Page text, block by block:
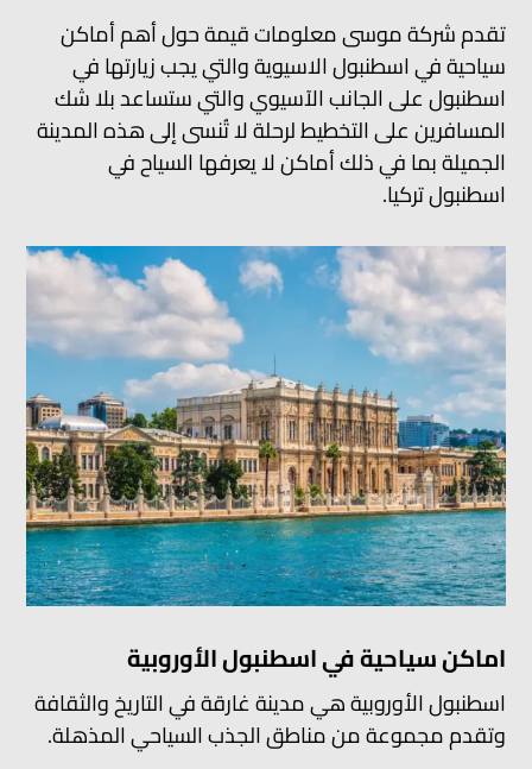
تقدم شركة موسى معلومات قيمة حول أهم أماكن
سياحية في اسطنبول الاسيوية والتي يجب زيارتها في
اسطنبول على الجانب الآسيوي والتي ستساعد بلا شك
المسافرين على التخطيط لرحلة لا تُنسى إلى هذه المدينة
الجميلة بما في ذلك أماكن لا يعرفها السياح في
اسطنبول تركيا.
اماكن سياحية في اسطنبول الأوروبية
اسطنبول الأوروبية هي مدينة غارقة في التاريخ والثقافة
وتقدم مجموعة من مناطق الجذب السياحي المذهلة.